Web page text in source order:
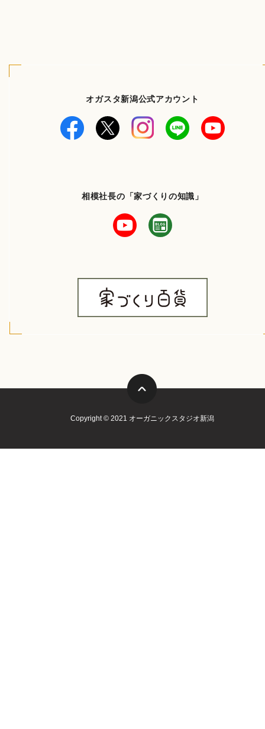
オガスタ新潟公式アカウント
相模社長の「家づくりの知識」
Copyright © 2021 オーガニックスタジオ新潟